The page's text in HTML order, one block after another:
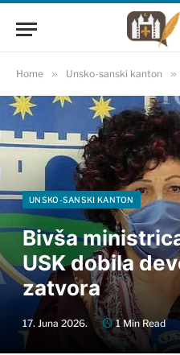
Home » Unsko-sanski kanton »
UNSKO-SANSKI KANTON
Bivša
USK dobila
zatvora
17. Juna 2026. 1 Min Read